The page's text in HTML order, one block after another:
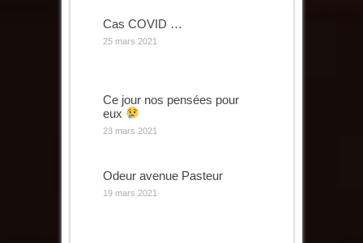
Cas COVID …
25 mars 2021
Ce jour nos pensées pour
eux
23 mars 2021
Odeur avenue Pasteur
19 mars 2021